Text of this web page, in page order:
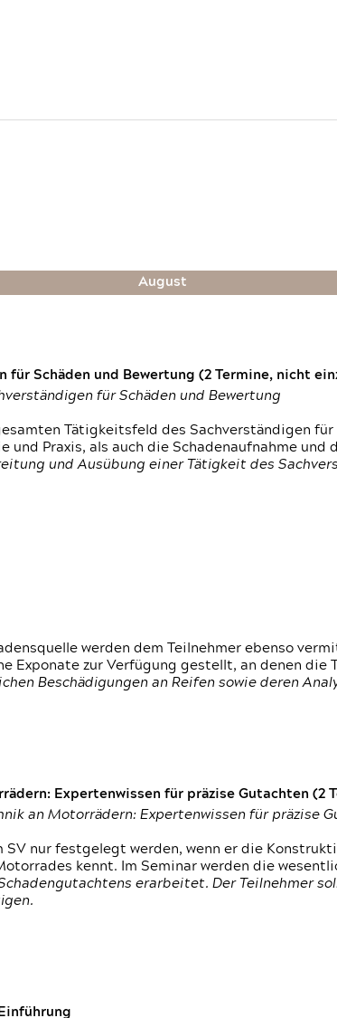
August
Schäden und Bewertung (2 Termine, nicht
für Schäden und Bewertung
Tätigkeitsfeld des Sachverständigen für
Praxis, als auch die Schadenaufnahme und
und Ausübung einer Tätigkeit des
werden dem Teilnehmer ebenso
Exponate zur Verfügung gestellt, an denen die
Beschädigungen an Reifen sowie deren
Expertenwissen für präzise Gutachten (2
an Motorrädern: Expertenwissen für präzise
SV nur festgelegt werden, wenn er die
kennt. Im Seminar werden die
erarbeitet. Der Teilnehmer